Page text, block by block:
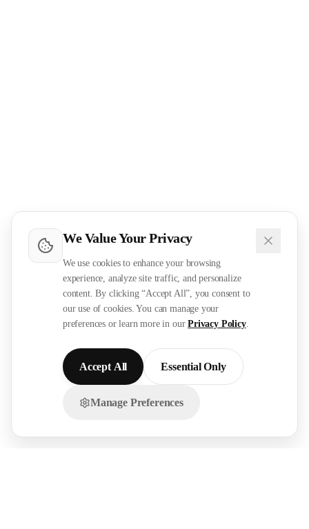
We Value Your Privacy
We use cookies to enhance your browsing
experience, analyze site traffic, and personalize
content. By clicking “Accept All”, you consent to
our use of cookies. You can manage your
preferences or learn more in our Privacy Policy.
Accept All Essential Only
Manage Preferences